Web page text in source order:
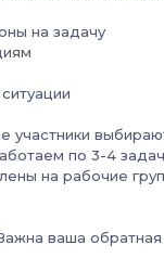
на задачу
участники
по 3-4
на рабочие
ваша обратная